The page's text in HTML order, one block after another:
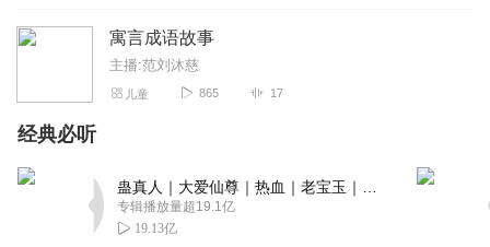
寓言成语故事
主播:范刘沐慈
儿童 865 17
经典必听
专辑播放量超19.1亿
19.13亿